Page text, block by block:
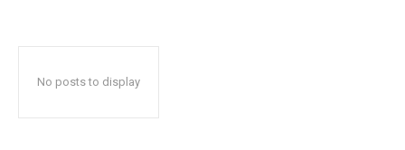
No posts to display